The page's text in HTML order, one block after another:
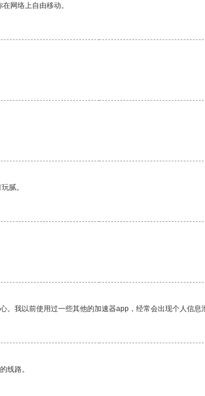
网络上自由移动。
腻。
我以前使用过一些其他的加速器app，经常会出现个人信息
线路。